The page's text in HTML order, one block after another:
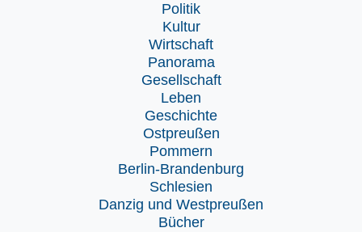
Politik
Kultur
Wirtschaft
Panorama
Gesellschaft
Leben
Geschichte
Ostpreußen
Pommern
Berlin-Brandenburg
Schlesien
Danzig und Westpreußen
Bücher